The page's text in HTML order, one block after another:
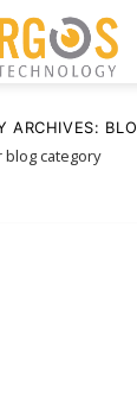
ARCHIVES:
blog category